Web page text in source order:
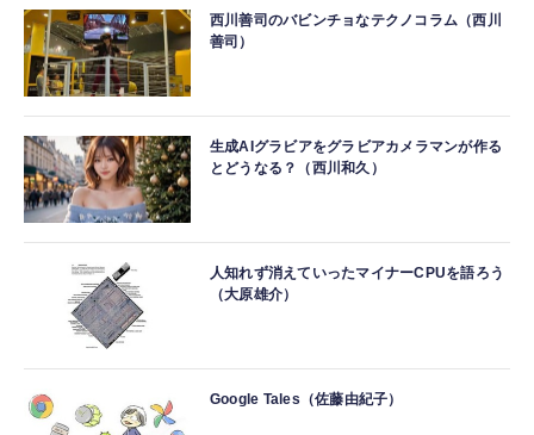
西川善司のバビンチョなテクノコラム（西川
善司）
生成AIグラビアをグラビアカメラマンが作る
とどうなる？（西川和久）
人知れず消えていったマイナーCPUを語ろう
（大原雄介）
Google Tales（佐藤由紀子）